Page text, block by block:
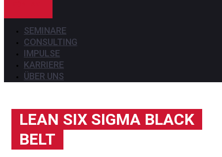
SEMINARE
CONSULTING
IMPULSE
KARRIERE
ÜBER UNS
LEAN SIX SIGMA BLACK
BELT